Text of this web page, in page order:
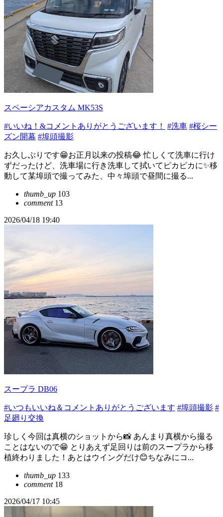
スペーシアカスタム MK53S
#いいね！&コメントありがとうございます！ #洗車 #桜シー
ズン開幕 #埠頭撮影
お久しぶりです😁お正月以来の投稿😂 忙しくて洗車に行け
ずだったけど、洗車場に行き洗車して拭いてピカピカに✨移
動して某埠頭で撮ってみた、中々埠頭で昼間に撮る...
thumb_up 103
comment13
2026/04/18 19:40
スープラ DB06
#いつもいいね＆コメントありがとうございます #埠頭撮影 #
足廻り交換
珍しく今回は真横のショットから📸 あんまり真横から撮る
ことはないので😁 とりあえず足回りは前のスープラから移
植終わりました！あとはウイングだけ😊ちなみにコ...
thumb_up 133
comment18
2026/04/17 10:45